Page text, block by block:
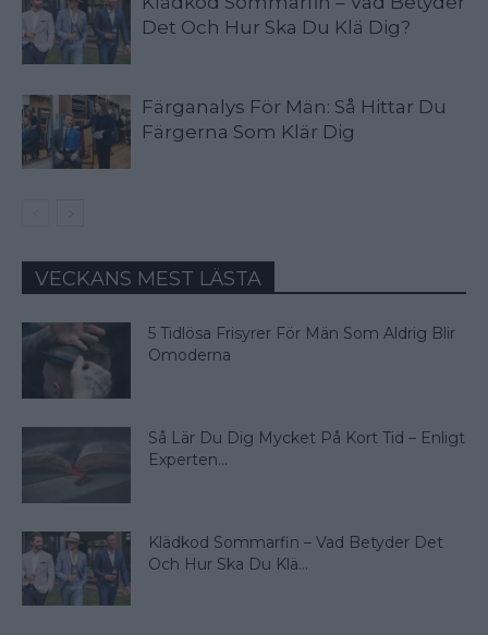
Det Och Hur Ska Du Klä Dig?
Färganalys För Män: Så Hittar Du
Färgerna Som Klär Dig
VECKANS MEST LÄSTA
5 Tidlösa Frisyrer För Män Som Aldrig Blir
Omoderna
Så Lär Du Dig Mycket På Kort Tid – Enligt
Experten...
Klädkod Sommarfin – Vad Betyder Det
Och Hur Ska Du Klä...